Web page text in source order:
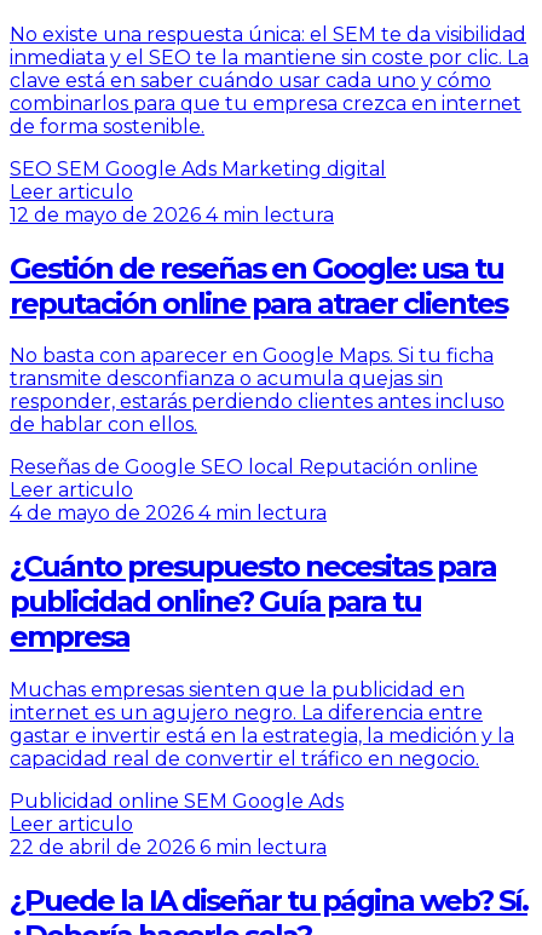
No existe una respuesta única: el SEM te da visibilidad
inmediata y el SEO te la mantiene sin coste por clic. La
clave está en saber cuándo usar cada uno y cómo
combinarlos para que tu empresa crezca en internet
de forma sostenible.
SEO SEM Google Ads Marketing digital
Leer articulo
12 de mayo de 2026 4 min lectura
Gestión de reseñas en Google: usa tu
reputación online para atraer clientes
No basta con aparecer en Google Maps. Si tu ficha
transmite desconfianza o acumula quejas sin
responder, estarás perdiendo clientes antes incluso
de hablar con ellos.
Reseñas de Google SEO local
Reputación online
Leer articulo
4 de mayo de 2026 4 min lectura
¿Cuánto presupuesto necesitas para
publicidad online? Guía para tu
empresa
Muchas empresas sienten que la publicidad en
internet es un agujero negro. La diferencia entre
gastar e invertir está en la estrategia, la medición y la
capacidad real de convertir el tráfico en negocio.
Publicidad online SEM Google Ads
Leer articulo
22 de abril de 2026 6 min lectura
¿Puede la IA diseñar tu página web? Sí.